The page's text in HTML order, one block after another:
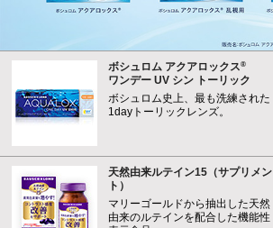
ボシュロム アクアロックス®
ワンデー UV シン トーリック
ボシュロム史上、最も洗練された
1dayトーリックレンズ。
天然由来ルテイン15（サプリメン
ト）
マリーゴールドから抽出した天然
由来のルテインを配合した機能性